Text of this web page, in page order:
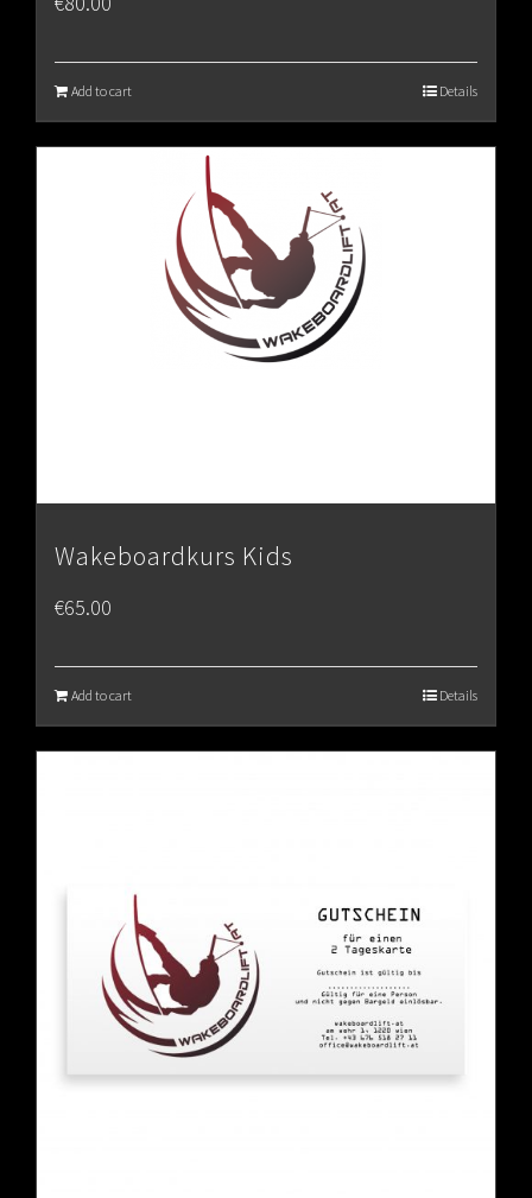
Add to cart Details
Wakeboardkurs Kids
€65.00
Add to cart Details